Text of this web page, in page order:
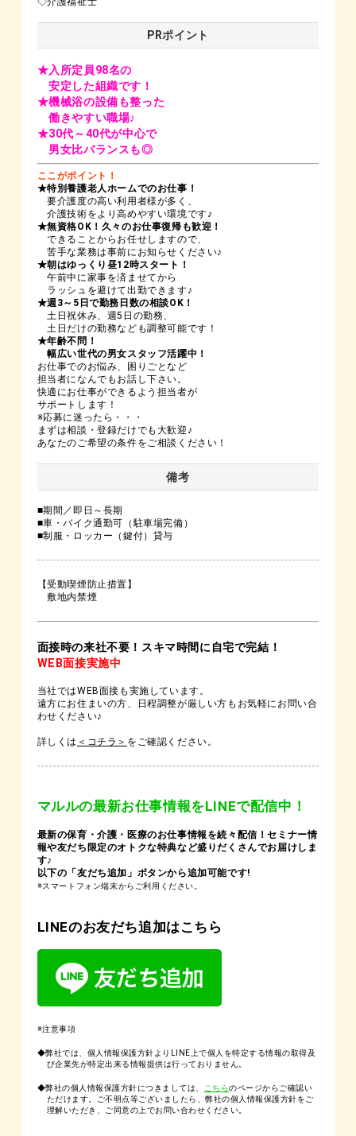
PRポイント
★入所定員98名の
安定した組織です！
★機械浴の設備も整った
働きやすい職場♪
★30代～40代が中心で
男女比バランスも◎
ここがポイント！
★特別養護老人ホームでのお仕事！
要介護度の高い利用者様が多く、
介護技術をより高めやすい環境です♪
★無資格OK！久々のお仕事復帰も歓迎！
できることからお任せしますので、
苦手な業務は事前にお知らせください♪
★朝はゆっくり昼12時スタート！
午前中に家事を済ませてから
ラッシュを避けて出勤できます♪
★週3～5日で勤務日数の相談OK！
土日祝休み、週5日の勤務、
土日だけの勤務なども調整可能です！
★年齢不問！
幅広い世代の男女スタッフ活躍中！
お仕事でのお悩み、困りごとなど
担当者になんでもお話し下さい。
快適にお仕事ができるよう担当者が
サポートします！
※応募に迷ったら・・・
まずは相談・登録だけでも大歓迎♪
あなたのご希望の条件をご相談ください！
備考
■期間／即日～長期
■車・バイク通勤可（駐車場完備）
■制服・ロッカー（鍵付）貸与
【受動喫煙防止措置】
敷地内禁煙
面接時の来社不要！スキマ時間に自宅で完結！
WEB面接実施中
当社ではWEB面接も実施しています。
遠方にお住まいの方、日程調整が厳しい方もお気軽にお問い合
わせください♪
詳しくは ＜コチラ＞ をご確認ください。
マルルの最新お仕事情報をLINEで配信中！
最新の保育・介護・医療のお仕事情報を続々配信！セミナー情
報や友だち限定のオトクな特典など盛りだくさんでお届けしま
す♪
以下の「友だち追加」ボタンから追加可能です!
※スマートフォン端末からご利用ください。
LINEのお友だち追加はこちら
※注意事項
◆弊社では、個人情報保護方針よりLINE上で個人を特定する情報の取得及
び企業先が特定出来る情報提供は行っておりません。
◆弊社の個人情報保護方針につきましては、 こちらのページからご確認い
ただけます。ご不明点等ございましたら、弊社の個人情報保護方針をご
理解いただき、ご同意の上でお問い合わせください。